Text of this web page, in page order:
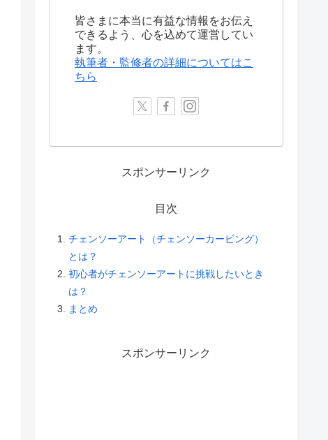
皆さまに本当に有益な情報をお伝え
できるよう、心を込めて運営してい
ます。
執筆者・監修者の詳細についてはこ
ちら
スポンサーリンク
目次
チェンソーアート（チェンソーカービング）
とは？
初心者がチェンソーアートに挑戦したいとき
は？
まとめ
スポンサーリンク